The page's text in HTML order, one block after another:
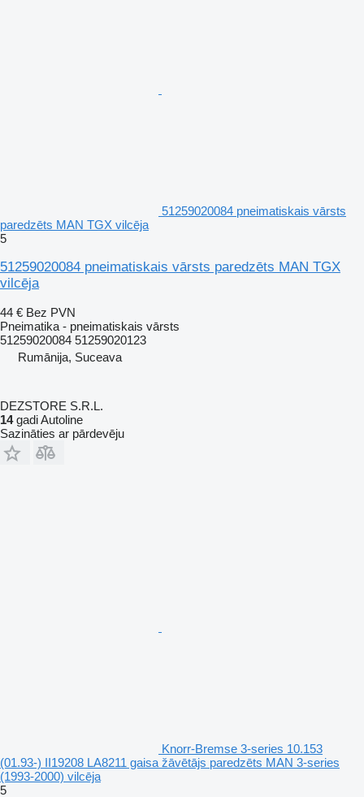
51259020084 pneimatiskais vārsts
paredzēts MAN TGX vilcēja
5
51259020084 pneimatiskais vārsts paredzēts MAN TGX
vilcēja
44 € Bez PVN
Pneimatika - pneimatiskais vārsts
51259020084 51259020123
Rumānija, Suceava
DEZSTORE S.R.L.
14gadi Autoline
Sazināties ar pārdevēju
Knorr-Bremse 3-series 10.153
(01.93-) II19208 LA8211 gaisa žāvētājs paredzēts MAN 3-series
(1993-2000) vilcēja
5